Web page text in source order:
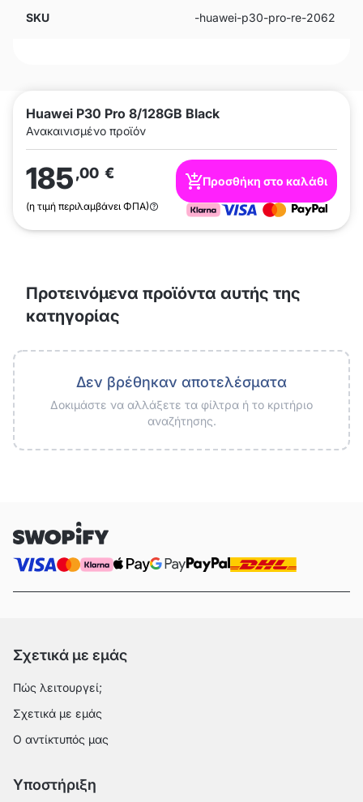
Huawei P30 Pro 8/128GB Black
Ανακαινισμένο προϊόν
185,00 €
(η τιμή περιλαμβάνει ΦΠΑ)
Προσθήκη στο καλάθι
SKU -huawei-p30-pro-re-2062
Προτεινόμενα προϊόντα αυτής της
κατηγορίας
Δεν βρέθηκαν αποτελέσματα
Δοκιμάστε να αλλάξετε τα φίλτρα ή το κριτήριο
αναζήτησης.
Σχετικά με εμάς
Πώς λειτουργεί;
Σχετικά με εμάς
Ο αντίκτυπός μας
Υποστήριξη